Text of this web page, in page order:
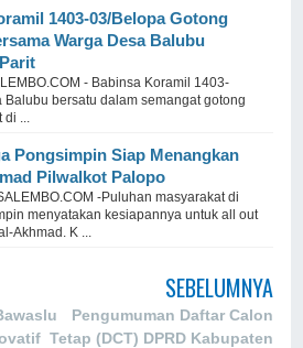
1403-03/Belopa Gotong
Warga Desa Balubu
- Babinsa Koramil 1403-
bersatu dalam semangat gotong
di ...
Pongsimpin Siap Menangkan
Pilwalkot Palopo
-Puluhan masyarakat di
menyatakan kesiapannya untuk all out
Akhmad. K ...
SEBELUMNYA
Pengumuman Daftar Calon
Tetap (DCT) DPRD Kabupaten